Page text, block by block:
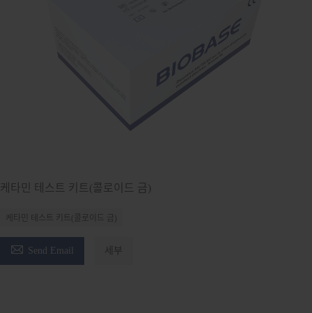
케타민 테스트 키트(콜로이드 금)
케타민 테스트 키트(콜로이드 금)
 Send Email 세부